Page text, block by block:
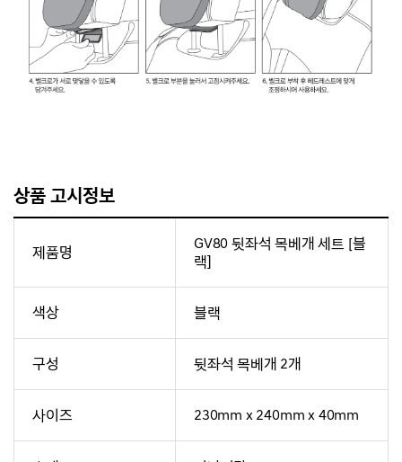
상품 고시정보
제품명
GV80 뒷좌석 목베개 세트 [블
랙]
색상 블랙
구성 뒷좌석 목베개 2개
사이즈 230mm x 240mm x 40mm